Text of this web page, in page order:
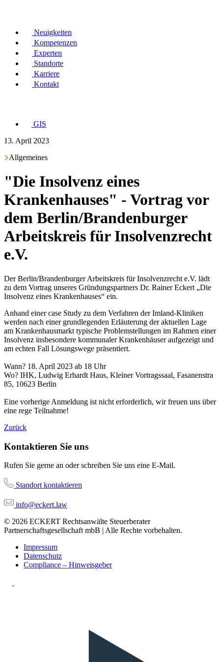
Neuigkeiten
Kompetenzen
Experten
Standorte
Karriere
Kontakt
GIS
13. April 2023
Allgemeines
"Die Insolvenz eines
Krankenhauses" - Vortrag vor
dem Berlin/Brandenburger
Arbeitskreis für Insolvenzrecht
e.V.
Der Berlin/Brandenburger Arbeitskreis für Insolvenzrecht e.V. lädt
zu dem Vortrag unseres Gründungspartners Dr. Rainer Eckert „Die
Insolvenz eines Krankenhauses“ ein.
Anhand einer case Study zu dem Verfahren der Imland-Kliniken
werden nach einer grundlegenden Erläuterung der aktuellen Lage
am Krankenhausmarkt typische Problemstellungen im Rahmen einer
Insolvenz insbesondere kommunaler Krankenhäuser aufgezeigt und
am echten Fall Lösungswege präsentiert.
Wann? 18. April 2023 ab 18 Uhr
Wo? IHK, Ludwig Erhardt Haus, Kleiner Vortragssaal, Fasanenstra
85, 10623 Berlin
Eine vorherige Anmeldung ist nicht erforderlich, wir freuen uns über
eine rege Teilnahme!
Zurück
Kontaktieren Sie uns
Rufen Sie gerne an oder schreiben Sie uns eine E-Mail.
Standort kontaktieren
info@eckert.law
© 2026 ECKERT Rechtsanwälte Steuerberater
Partnerschaftsgesellschaft mbB | Alle Rechte vorbehalten.
Impressum
Datenschutz
Compliance – Hinweisgeber